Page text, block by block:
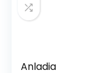
Anladia